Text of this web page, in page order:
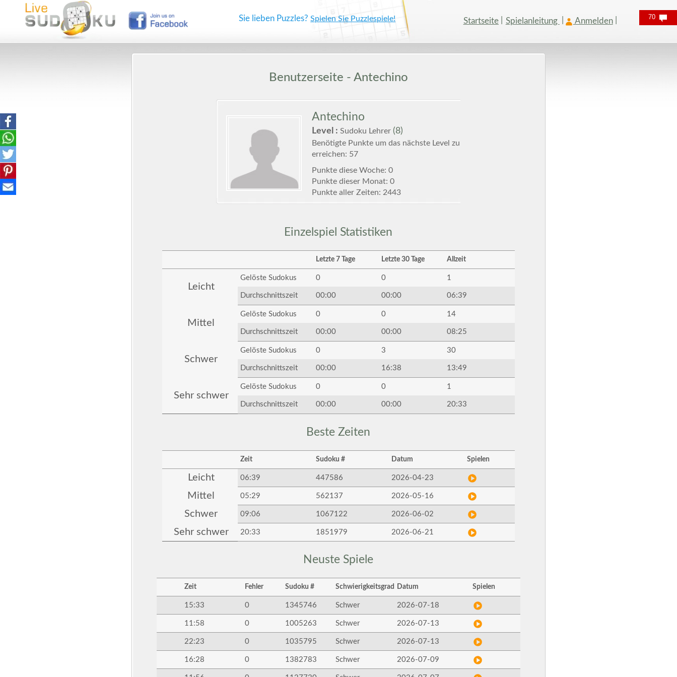
Sie lieben Puzzles?Spielen Sie Puzzlespiele! Startseite Spielanleitung Anmelden
Benutzerseite - Antechino
Antechino
Level :Sudoku Lehrer(8)
Benötigte Punkte um das nächste Level zu
erreichen: 57
Punkte diese Woche: 0
Punkte dieser Monat: 0
Punkte aller Zeiten: 2443
Einzelspiel Statistiken
Letzte 7 Tage Letzte 30 Tage Allzeit
Leicht
Gelöste Sudokus 0 0 1
Durchschnittszeit 00:00 00:00 06:39
Mittel
Gelöste Sudokus 0 0 14
Durchschnittszeit 00:00 00:00 08:25
Schwer
Gelöste Sudokus 0 3 30
Durchschnittszeit 00:00 16:38 13:49
Sehr schwer
Gelöste Sudokus 0 0 1
Durchschnittszeit 00:00 00:00 20:33
Beste Zeiten
Zeit Sudoku # Datum Spielen
Leicht 06:39 447586 2026-04-23
Mittel 05:29 562137 2026-05-16
Schwer 09:06 1067122 2026-06-02
Sehr schwer 20:33 1851979 2026-06-21
Neuste Spiele
Zeit Fehler Sudoku # Schwierigkeitsgrad Datum Spielen
15:33 0 1345746 Schwer 2026-07-18
11:58 0 1005263 Schwer 2026-07-13
22:23 0 1035795 Schwer 2026-07-13
16:28 0 1382783 Schwer 2026-07-09
70